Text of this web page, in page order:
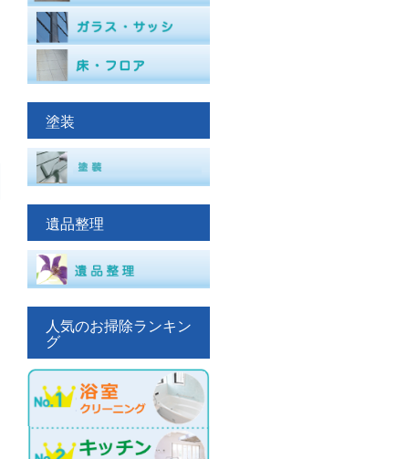
塗装
遺品整理
人気のお掃除ランキン
グ